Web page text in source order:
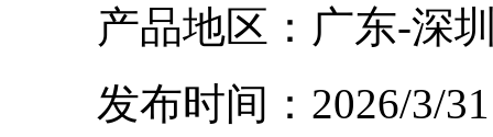
产品地区：广东-深
发布时间：2026/3/31